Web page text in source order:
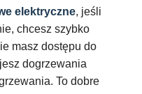
elektryczne, jeśli
chcesz szybko
masz dostępu do
dogrzewania
To dobre